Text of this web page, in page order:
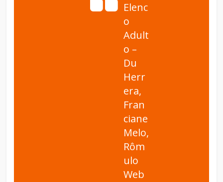
Elenc
o
Adult
o –
Du
Herr
era,
Fran
ciane
Melo,
Rôm
ulo
Web